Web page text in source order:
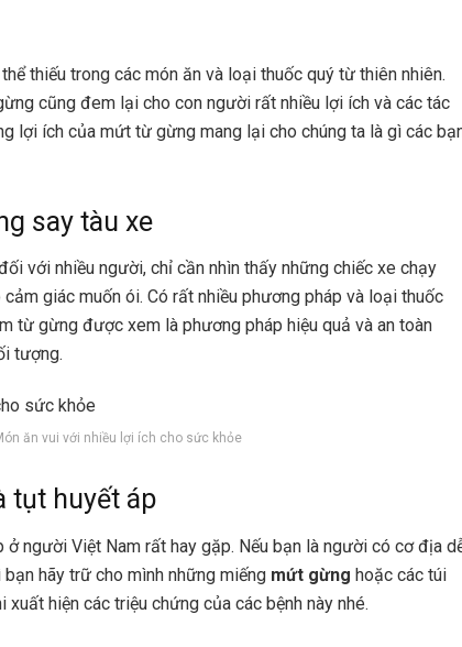
thiếu trong các món ăn và loại thuốc quý từ thiên nhiên.
cũng đem lại cho con người rất nhiều lợi ích và các tác
lợi ích của mứt từ gừng mang lại cho chúng ta là gì các
say tàu xe
với nhiều người, chỉ cần nhìn thấy những chiếc xe chạy
giác muốn ói. Có rất nhiều phương pháp và loại thuốc
từ gừng được xem là phương pháp hiệu quả và an toàn
tượng.
ăn vui với nhiều lợi ích cho sức khỏe
tụt huyết áp
ở người Việt Nam rất hay gặp. Nếu bạn là người có cơ địa
hãy trữ cho mình những miếng mứt gừng hoặc các túi
hiện các triệu chứng của các bệnh này nhé.